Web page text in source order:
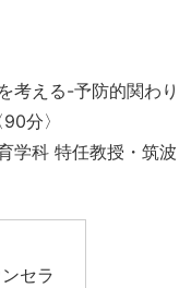
考える-予防的関わり
分〉
学科 特任教授・筑波
セラ